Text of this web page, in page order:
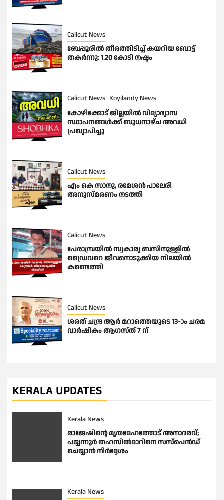
Calicut News
ബേപ്പൂരിൽ തീരത്തിടിച്ച് കയറിയ ബോട്ട്
തകർന്നു: 1.20 കോടി നഷ്ടം
Calicut News Koyilandy News
കോഴിക്കോട് ജില്ലയിൽ വിദ്യാഭ്യാസ
സ്ഥാപനങ്ങൾക്ക് ബുധനാഴ്ച അവധി
പ്രഖ്യാപിച്ചു
Calicut News
എം കെ സാനു, രമേശൻ പാലേരി
അനുസ്മരണം നടത്തി
Calicut News
പേരാമ്പ്രയിൽ സ്വകാര്യ ബസിനുള്ളിൽ
ഡ്രൈവറെ ജീവനൊടുക്കിയ നിലയിൽ
കണ്ടെത്തി
Calicut News
ശരത് ചന്ദ്ര ആർ മറാത്തെയുടെ 13-ാം ചരമ
വാർഷികം ആഗസ്ത് 7 ന്
KERALA UPDATES
Kerala News
രാജേഷിന്റെ മൃതദേഹത്തോട് അനാദരവ്;
പയ്യന്നൂർ തഹസിൽദാറിനെ സസ്പെൻഡ്
ചെയ്യാൻ നിർദ്ദേശം
Kerala News